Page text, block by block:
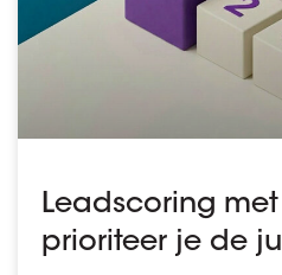
Leadscoring met
prioriteer je de